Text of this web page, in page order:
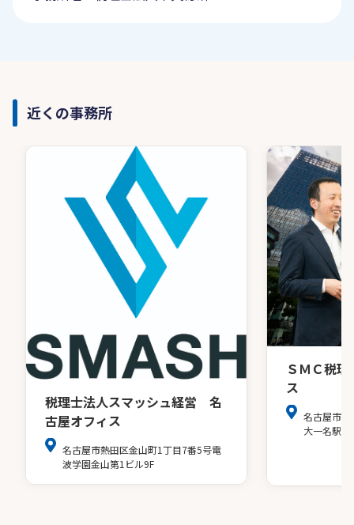
近くの事務所
税理士法人スマッシュ経営 名
古屋オフィス
名古屋市熱田区金山町1丁目7番5号電
波学園金山第1ビル9F
ＳＭＣ税
ス
名古屋市中
大一名駅ビ